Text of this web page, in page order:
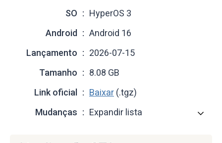
SO
HyperOS 3
Android
Android 16
Lançamento
2026-07-15
Tamanho
8.08 GB
Link oficial
Baixar (.tgz)
Mudanças
Expandir lista